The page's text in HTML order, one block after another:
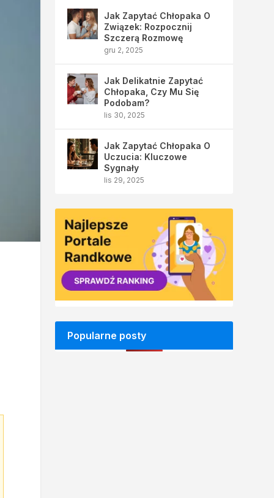
Jak Zapytać Chłopaka O
Związek: Rozpocznij
Szczerą Rozmowę
gru 2, 2025
Jak Delikatnie Zapytać
Chłopaka, Czy Mu Się
Podobam?
lis 30, 2025
Jak Zapytać Chłopaka O
Uczucia: Kluczowe
Sygnały
lis 29, 2025
Popularne posty